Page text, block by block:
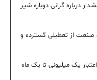
درباره گرانی دوباره شیر
صنعت از تعطیلی گسترده و
یک میلیونی تا یک ماه